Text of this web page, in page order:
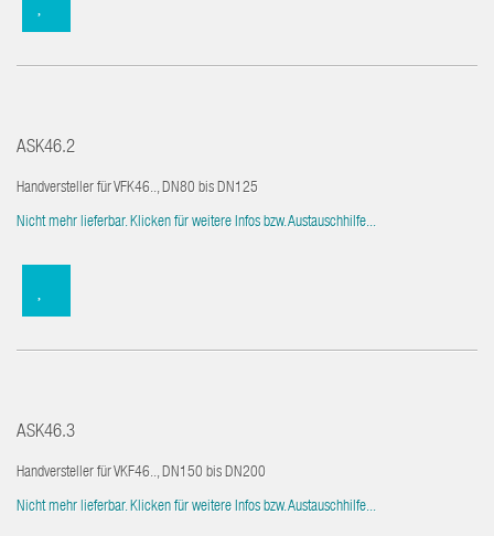
ASK46.2
Handversteller für VFK46.., DN80 bis DN125
Nicht mehr lieferbar. Klicken für weitere Infos bzw. Austauschhilfe...
ASK46.3
Handversteller für VKF46.., DN150 bis DN200
Nicht mehr lieferbar. Klicken für weitere Infos bzw. Austauschhilfe...